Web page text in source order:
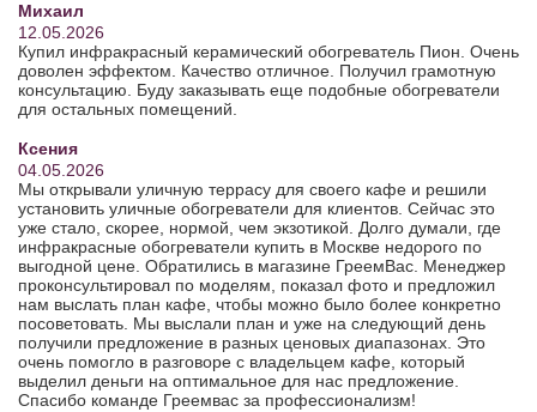
Михаил
12.05.2026
Купил инфракрасный керамический обогреватель Пион. Очень
доволен эффектом. Качество отличное. Получил грамотную
консультацию. Буду заказывать еще подобные обогреватели
для остальных помещений.
Ксения
04.05.2026
Мы открывали уличную террасу для своего кафе и решили
установить уличные обогреватели для клиентов. Сейчас это
уже стало, скорее, нормой, чем экзотикой. Долго думали, где
инфракрасные обогреватели купить в Москве недорого по
выгодной цене. Обратились в магазине ГреемВас. Менеджер
проконсультировал по моделям, показал фото и предложил
нам выслать план кафе, чтобы можно было более конкретно
посоветовать. Мы выслали план и уже на следующий день
получили предложение в разных ценовых диапазонах. Это
очень помогло в разговоре с владельцем кафе, который
выделил деньги на оптимальное для нас предложение.
Спасибо команде Греемвас за профессионализм!